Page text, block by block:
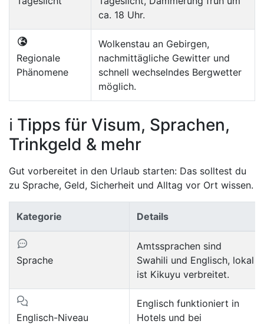
ca. 18 Uhr.
Regionale
Phänomene
Wolkenstau an Gebirgen,
nachmittägliche Gewitter und
schnell wechselndes Bergwetter
möglich.
ℹ️ Tipps für Visum, Sprachen,
Trinkgeld & mehr
Gut vorbereitet in den Urlaub starten: Das solltest du
zu Sprache, Geld, Sicherheit und Alltag vor Ort wissen.
Kategorie Details
Sprache
Amtssprachen sind
Swahili und Englisch, lokal
ist Kikuyu verbreitet.
Englisch-Niveau
Englisch funktioniert in
Hotels und bei